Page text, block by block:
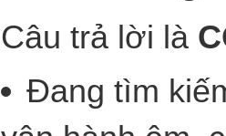
Câu trả lời là
Đang tìm